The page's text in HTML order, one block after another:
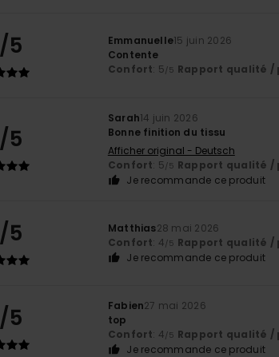
/5 Emmanuelle15 juin 2026
Contente
Confort: 5/5 Rapport qualité /
/5
Sarah14 juin 2026
Bonne finition du tissu
Afficher original - Deutsch
Confort: 5/5 Rapport qualité /
Je recommande ce produit
/5 Matthias28 mai 2026
Confort: 4/5 Rapport qualité /
Je recommande ce produit
/5 Fabien27 mai 2026
top
Confort: 4/5 Rapport qualité /
Je recommande ce produit